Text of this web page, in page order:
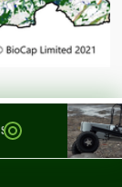
terre et en mer